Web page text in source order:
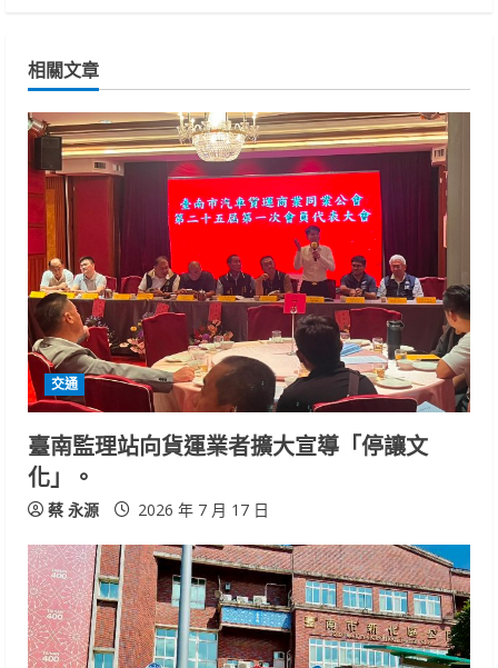
n
u
e
R
e
a
d
i
n
g
相關文章
交通
臺南監理站向貨運業者擴大宣導「停讓文
化」。
蔡 永源 2026 年 7 月 17 日